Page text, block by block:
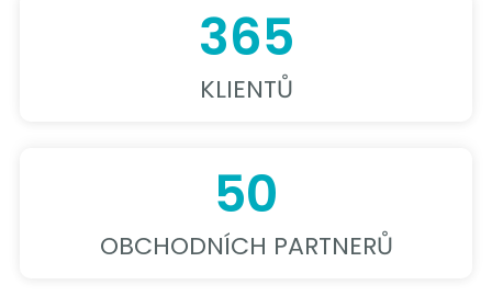
365
KLIENTŮ
50
OBCHODNÍCH PARTNERŮ